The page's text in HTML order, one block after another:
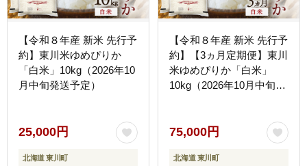
【令和８年産 新米 先行予
約】東川米ゆめぴりか
「白米」10kg（2026年10
月中旬発送予定）
25,000円
北海道 東川町
【令和８年産 新米 先行予
約】【3ヵ月定期便】東川
米ゆめぴりか「白米」
10kg（2026年10月中旬よ
75,000円
北海道 東川町